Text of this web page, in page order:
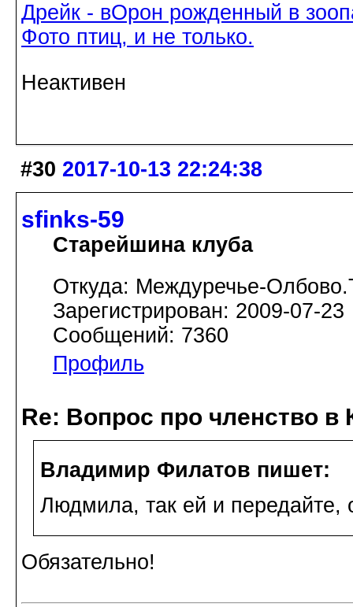
Дрейк - вОрон рожденный в
Фото птиц, и не только.
Неактивен
#30 2017-10-13 22:24:38
sfinks-59
Старейшина клуба
Откуда: Междуречье-
Зарегистрирован: 2009-07-23
Сообщений: 7360
Профиль
Re: Вопрос про членство в
Владимир Филатов пишет:
Людмила, так ей и передайте,
Обязательно!